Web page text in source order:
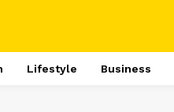
Lifestyle Business